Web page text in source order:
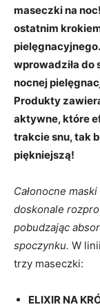
maseczki na
ostatnim
wprowadziła do
nocnej
Produkty
aktywne, które
trakcie snu, tak
piękniejszą!
Całonocne
doskonale
pobudzając
spoczynku. W linii
trzy maseczki:
ELIXIR NA